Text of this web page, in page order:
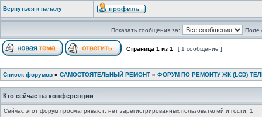
Вернуться к началу
Показать сообщения за: Поле
Страница 1 из 1 [ 1 сообщение ]
Список форумов » САМОСТОЯТЕЛЬНЫЙ РЕМОНТ » ФОРУМ ПО РЕМОНТУ ЖК (LCD)
Кто сейчас на конференции
Сейчас этот форум просматривают: нет зарегистрированных пользователей и гости: 1